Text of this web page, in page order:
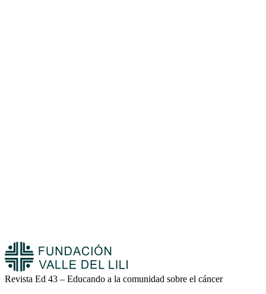
Revista Ed 43 – Educando a la comunidad sobre el cáncer